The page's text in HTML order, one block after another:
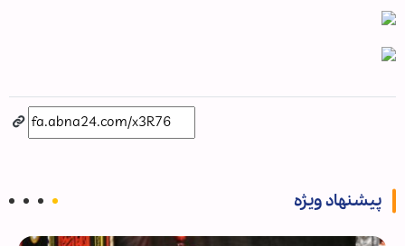
پیشنهاد ویژه